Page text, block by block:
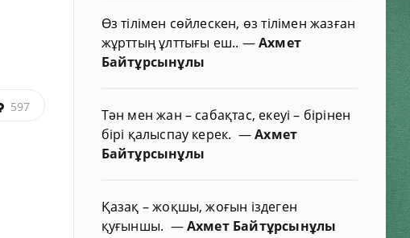
597
Өз тілімен сөйлескен, өз тілімен жазған
жұрттың ұлттығы еш.. —Ахмет
Байтұрсынұлы
Тән мен жан – сабақтас, екеуі – бірінен
бірі қалыспау керек. —Ахмет
Байтұрсынұлы
Қазақ – жоқшы, жоғын іздеген
қуғыншы. —Ахмет Байтұрсынұлы